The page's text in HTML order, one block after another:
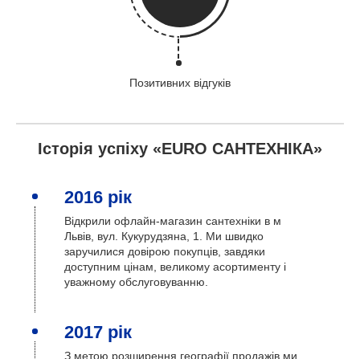
Позитивних відгуків
Історія успіху «EURO САНТЕХНІКА»
2016 рік
Відкрили офлайн-магазин сантехніки в м
Львів, вул. Кукурудзяна, 1. Ми швидко
заручилися довірою покупців, завдяки
доступним цінам, великому асортименту і
уважному обслуговуванню.
2017 рік
З метою розширення географії продажів ми